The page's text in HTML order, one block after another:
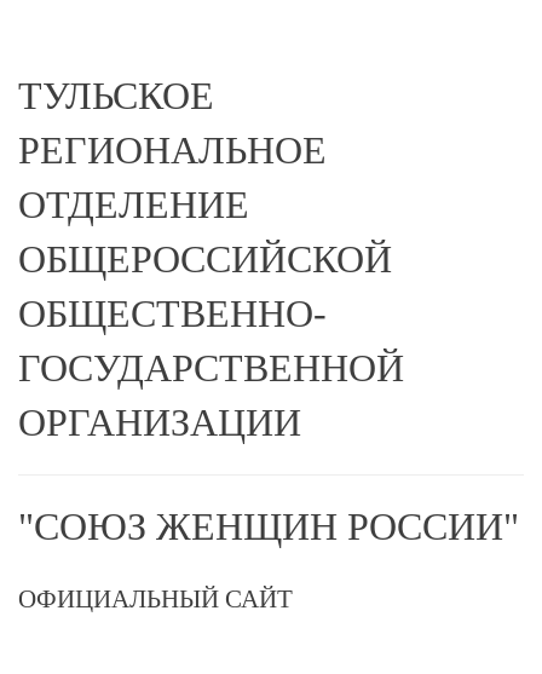
ТУЛЬСКОЕ
РЕГИОНАЛЬНОЕ
ОТДЕЛЕНИЕ
ОБЩЕРОССИЙСКОЙ
ОБЩЕСТВЕННО-
ГОСУДАРСТВЕННОЙ
ОРГАНИЗАЦИИ
"СОЮЗ ЖЕНЩИН РОССИИ"
ОФИЦИАЛЬНЫЙ САЙТ